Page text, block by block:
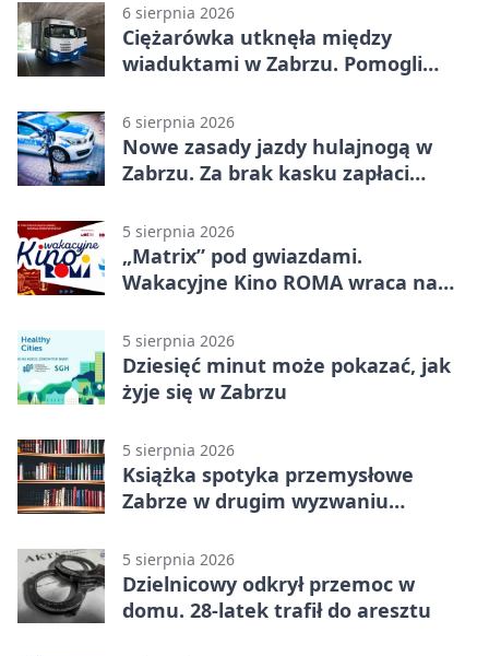
6 sierpnia 2026
Ciężarówka utknęła między
wiaduktami w Zabrzu. Pomogli
6 sierpnia 2026
Nowe zasady jazdy hulajnogą w
Zabrzu. Za brak kasku zapłaci
5 sierpnia 2026
„Matrix” pod gwiazdami.
Wakacyjne Kino ROMA wraca na
5 sierpnia 2026
Dziesięć minut może pokazać, jak
żyje się w Zabrzu
5 sierpnia 2026
Książka spotyka przemysłowe
Zabrze w drugim wyzwaniu
5 sierpnia 2026
Dzielnicowy odkrył przemoc w
domu. 28-latek trafił do aresztu